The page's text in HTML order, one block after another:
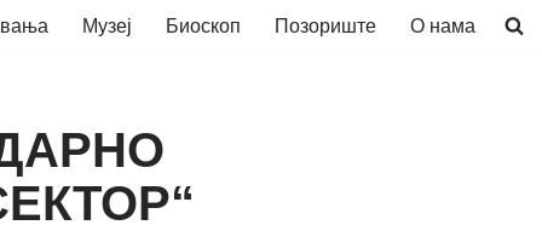
Музеј Биоскоп Позориште О нама